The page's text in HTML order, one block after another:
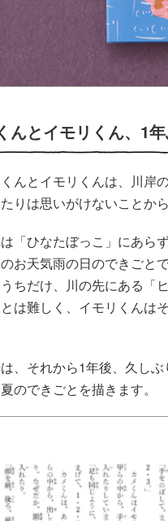
んとイモリくん、1年
んとイモリくんは、川岸
りは思いがけないことか
「ひなたぼっこ」にあら
お天気雨の日のできごと
ちだけ、川の先にある「
は難しく、イモリくんは
、それから1年後、久し
のできごとを描きます。